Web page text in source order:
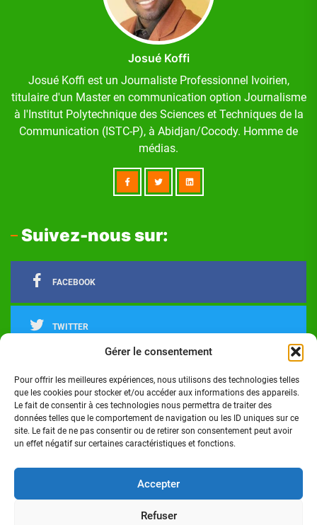
Gérer le consentement
Pour offrir les meilleures expériences, nous utilisons des technologies telles
que les cookies pour stocker et/ou accéder aux informations des appareils.
Le fait de consentir à ces technologies nous permettra de traiter des
données telles que le comportement de navigation ou les ID uniques sur ce
site. Le fait de ne pas consentir ou de retirer son consentement peut avoir
un effet négatif sur certaines caractéristiques et fonctions.
Accepter
Refuser
Josué Koffi
Josué Koffi est un Journaliste Professionnel Ivoirien,
titulaire d'un Master en communication option Journalisme
à l'Institut Polytechnique des Sciences et Techniques de la
Communication (ISTC-P), à Abidjan/Cocody. Homme de
médias.
Suivez-nous sur:
FACEBOOK
TWITTER
INSTAGRAM
Actualités Services
Copyright © 2024 - Réalisé par Digital G I Tous droits